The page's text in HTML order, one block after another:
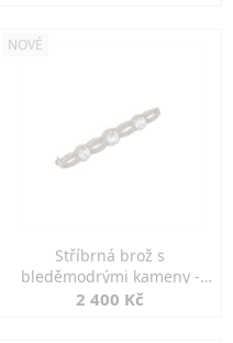
NOVÉ
Stříbrná brož s
bleděmodrými kameny -
jemná elegance
2 400 Kč